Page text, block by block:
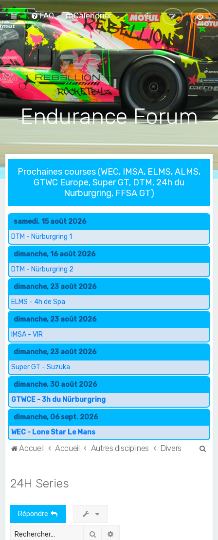
FAQ Calendrier
Endurance Forum
Prochaines courses (WEC, IMSA, ELMS, ALMS,
GTWC Europe, Super GT, DTM, 24h du
Nurburgring, FFSA GT)
samedi, 15 août 2026
DTM - Nürburgring 1
dimanche, 16 août 2026
DTM - Nürburgring 2
dimanche, 23 août 2026
ELMS - 4h de Spa
dimanche, 23 août 2026
IMSA - VIR
dimanche, 23 août 2026
Super GT - Suzuka
dimanche, 30 août 2026
GTWCE - 3h du Nürburgring
dimanche, 06 sept. 2026
WEC - Lone Star Le Mans
Accueil Accueil Autres disciplines Divers
24H Series
Répondre
Rechercher